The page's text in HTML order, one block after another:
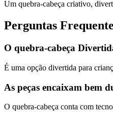
Um quebra-cabeça criativo,
Perguntas
O quebra-cabeça
É uma opção divertida para
As peças encaixam bem
O quebra-cabeça conta com